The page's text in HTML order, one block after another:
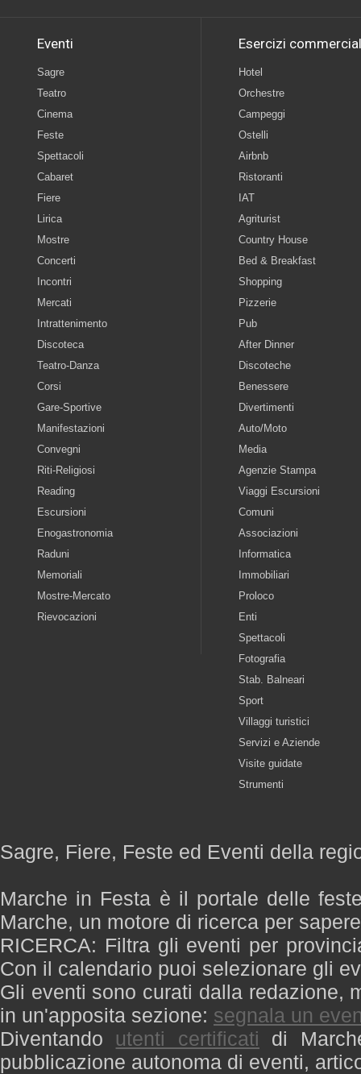
Eventi
Sagre
Teatro
Cinema
Feste
Spettacoli
Cabaret
Fiere
Lirica
Mostre
Concerti
Incontri
Mercati
Intrattenimento
Discoteca
Teatro-Danza
Corsi
Gare-Sportive
Manifestazioni
Convegni
Riti-Religiosi
Reading
Escursioni
Enogastronomia
Raduni
Memoriali
Mostre-Mercato
Rievocazioni
Esercizi
Hotel
Orchestre
Campeggi
Ostelli
Airbnb
Ristoranti
IAT
Agriturist
Country House
Bed & Breakfast
Shopping
Pizzerie
Pub
After Dinner
Discoteche
Benessere
Divertimenti
Auto/Moto
Media
Agenzie Stampa
Viaggi Escursioni
Comuni
Associazioni
Informatica
Immobiliari
Proloco
Enti
Spettacoli
Fotografia
Stab. Balneari
Sport
Villaggi turistici
Servizi e Aziende
Visite guidate
Strumenti
Sagre, Fiere, Feste ed Eventi della
Marche in Festa è il portale delle
Marche, un motore di ricerca per
RICERCA: Filtra gli eventi per
Con il calendario puoi selezionare gli
Gli eventi sono curati dalla redazione,
in un'apposita sezione: segnala un
Diventando utenti certificati di
pubblicazione autonoma di eventi,